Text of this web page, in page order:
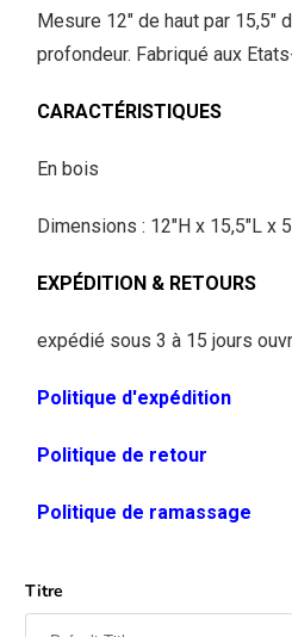
Mesure 12" de haut par 15,5"
profondeur. Fabriqué aux
CARACTÉRISTIQUES
En bois
Dimensions : 12"H x 15,5"L x
EXPÉDITION & RETOURS
expédié sous 3 à 15 jours
Politique d'expédition
Politique de retour
Politique de ramassage
Titre